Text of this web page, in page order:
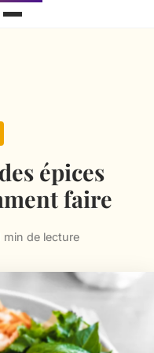
épices
faire
min de lecture